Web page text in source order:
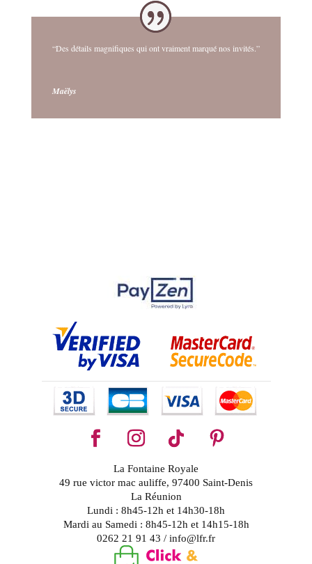
“Des détails magnifiques qui ont vraiment marqué nos invités.”
Maëlys
La Fontaine Royale
49 rue victor mac auliffe, 97400 Saint-Denis
La Réunion
Lundi : 8h45-12h et 14h30-18h
Mardi au Samedi : 8h45-12h et 14h15-18h
0262 21 91 43 / info@lfr.fr